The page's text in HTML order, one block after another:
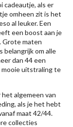
cadeautje, als er
omheen zit is het
al leuker. Een
een boost aan je
Grote maten
belangrijk om alle
dan 44 een
mooie uitstraling te
algemeen van
als je het hebt
maat 42/44.
collecties